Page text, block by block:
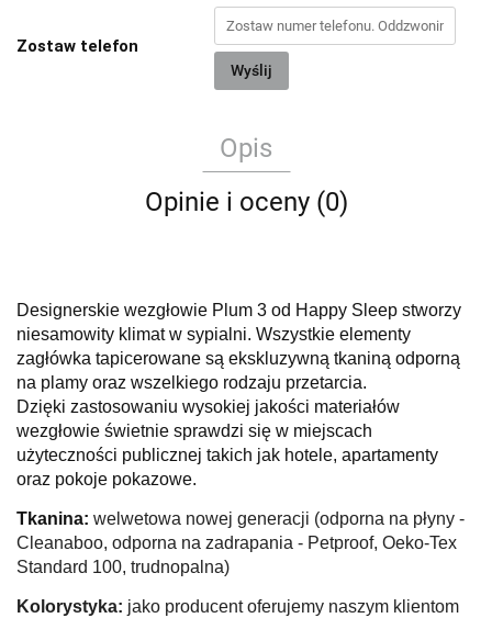
Zostaw telefon
Wyślij
Opis
Opinie i oceny (0)
Designerskie wezgłowie Plum 3 od Happy Sleep stworzy
niesamowity klimat w sypialni. Wszystkie elementy
zagłówka tapicerowane są ekskluzywną tkaniną odporną
na plamy oraz wszelkiego rodzaju przetarcia.
Dzięki zastosowaniu wysokiej jakości materiałów
wezgłowie świetnie sprawdzi się w miejscach
użyteczności publicznej takich jak hotele, apartamenty
oraz pokoje pokazowe.
Tkanina: welwetowa nowej generacji (odporna na płyny -
Cleanaboo, odporna na zadrapania - Petproof, Oeko-Tex
Standard 100, trudnopalna)
Kolorystyka: jako producent oferujemy naszym klientom